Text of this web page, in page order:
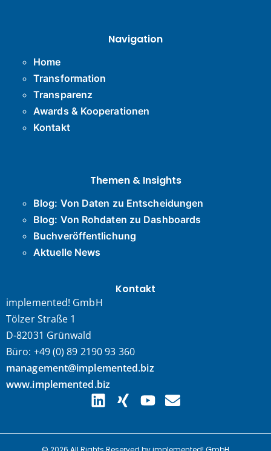
Navigation
Home
Transformation
Transparenz
Awards & Kooperationen
Kontakt
Themen & Insights
Blog: Von Daten zu Entscheidungen
Blog: Von Rohdaten zu Dashboards
Buchveröffentlichung
Aktuelle News
Kontakt
implemented! GmbH
Tölzer Straße 1
D-82031 Grünwald
Büro: +49 (0) 89 2190 93 360
management@implemented.biz
www.implemented.biz